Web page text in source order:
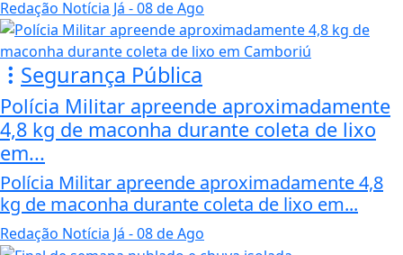
Redação Notícia Já - 08 de Ago
Segurança Pública
Polícia Militar apreende aproximadamente
4,8 kg de maconha durante coleta de lixo
em...
Polícia Militar apreende aproximadamente 4,8
kg de maconha durante coleta de lixo em...
Redação Notícia Já - 08 de Ago